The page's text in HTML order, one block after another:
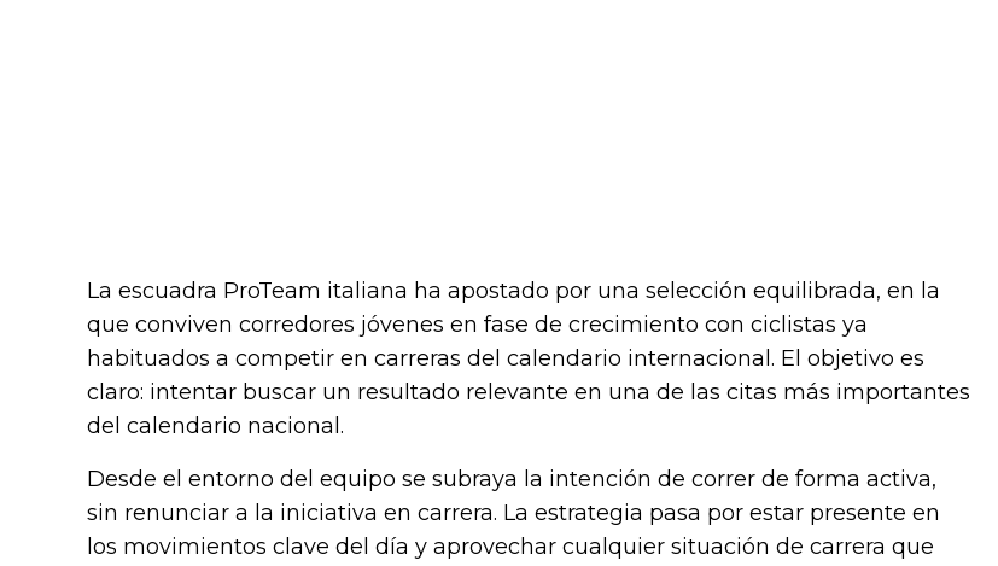
La escuadra ProTeam italiana ha apostado por una selección equilibrada, en la
que conviven corredores jóvenes en fase de crecimiento con ciclistas ya
habituados a competir en carreras del calendario internacional. El objetivo es
claro: intentar buscar un resultado relevante en una de las citas más importantes
del calendario nacional.
Desde el entorno del equipo se subraya la intención de correr de forma activa,
sin renunciar a la iniciativa en carrera. La estrategia pasa por estar presente en
los movimientos clave del día y aprovechar cualquier situación de carrera que